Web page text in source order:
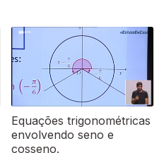
Equações trigonométricas
envolvendo seno e
cosseno.